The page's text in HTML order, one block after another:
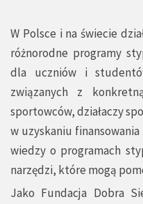
W Polsce i na świecie
różnorodne programy
dla uczniów i
związanych z
sportowców, działaczy
w uzyskaniu
wiedzy o programach
narzędzi, które mogą
Jako Fundacja Dobra